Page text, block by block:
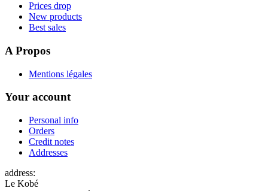
Prices drop
New products
Best sales
A Propos
Mentions légales
Your account
Personal info
Orders
Credit notes
Addresses
address:
Le Kobé